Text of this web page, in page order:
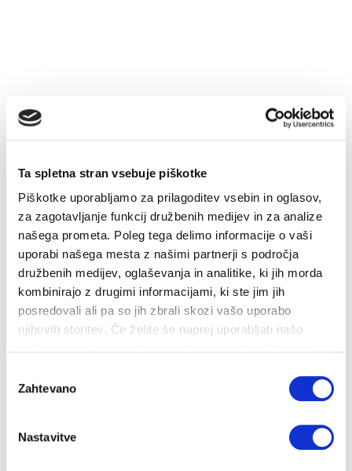
Ta spletna stran vsebuje piškotke
Piškotke uporabljamo za prilagoditev vsebin in oglasov,
za zagotavljanje funkcij družbenih medijev in za analize
našega prometa. Poleg tega delimo informacije o vaši
uporabi našega mesta z našimi partnerji s področja
družbenih medijev, oglaševanja in analitike, ki jih morda
kombinirajo z drugimi informacijami, ki ste jim jih
posredovali ali pa so jih zbrali skozi vašo uporabo
njihovih storitev. Če želite še naprej uporabljati našo
soglasja
Zahtevano
Nastavitve
Kako varčevati v kuhinji?
18. 11. 2022
PrihrankiEnergija
Varčujemo lahko tudi pri kuhanju in pečenju. Poglejmo nekaj
ukrepov, s katerimi lahko prih...